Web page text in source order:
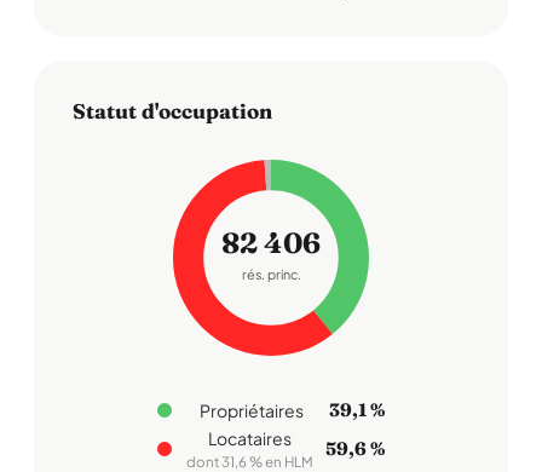
Statut d'occupation
82 406
rés. princ.
Propriétaires 39,1 %
Locataires
dont 31,6 % en HLM
59,6 %